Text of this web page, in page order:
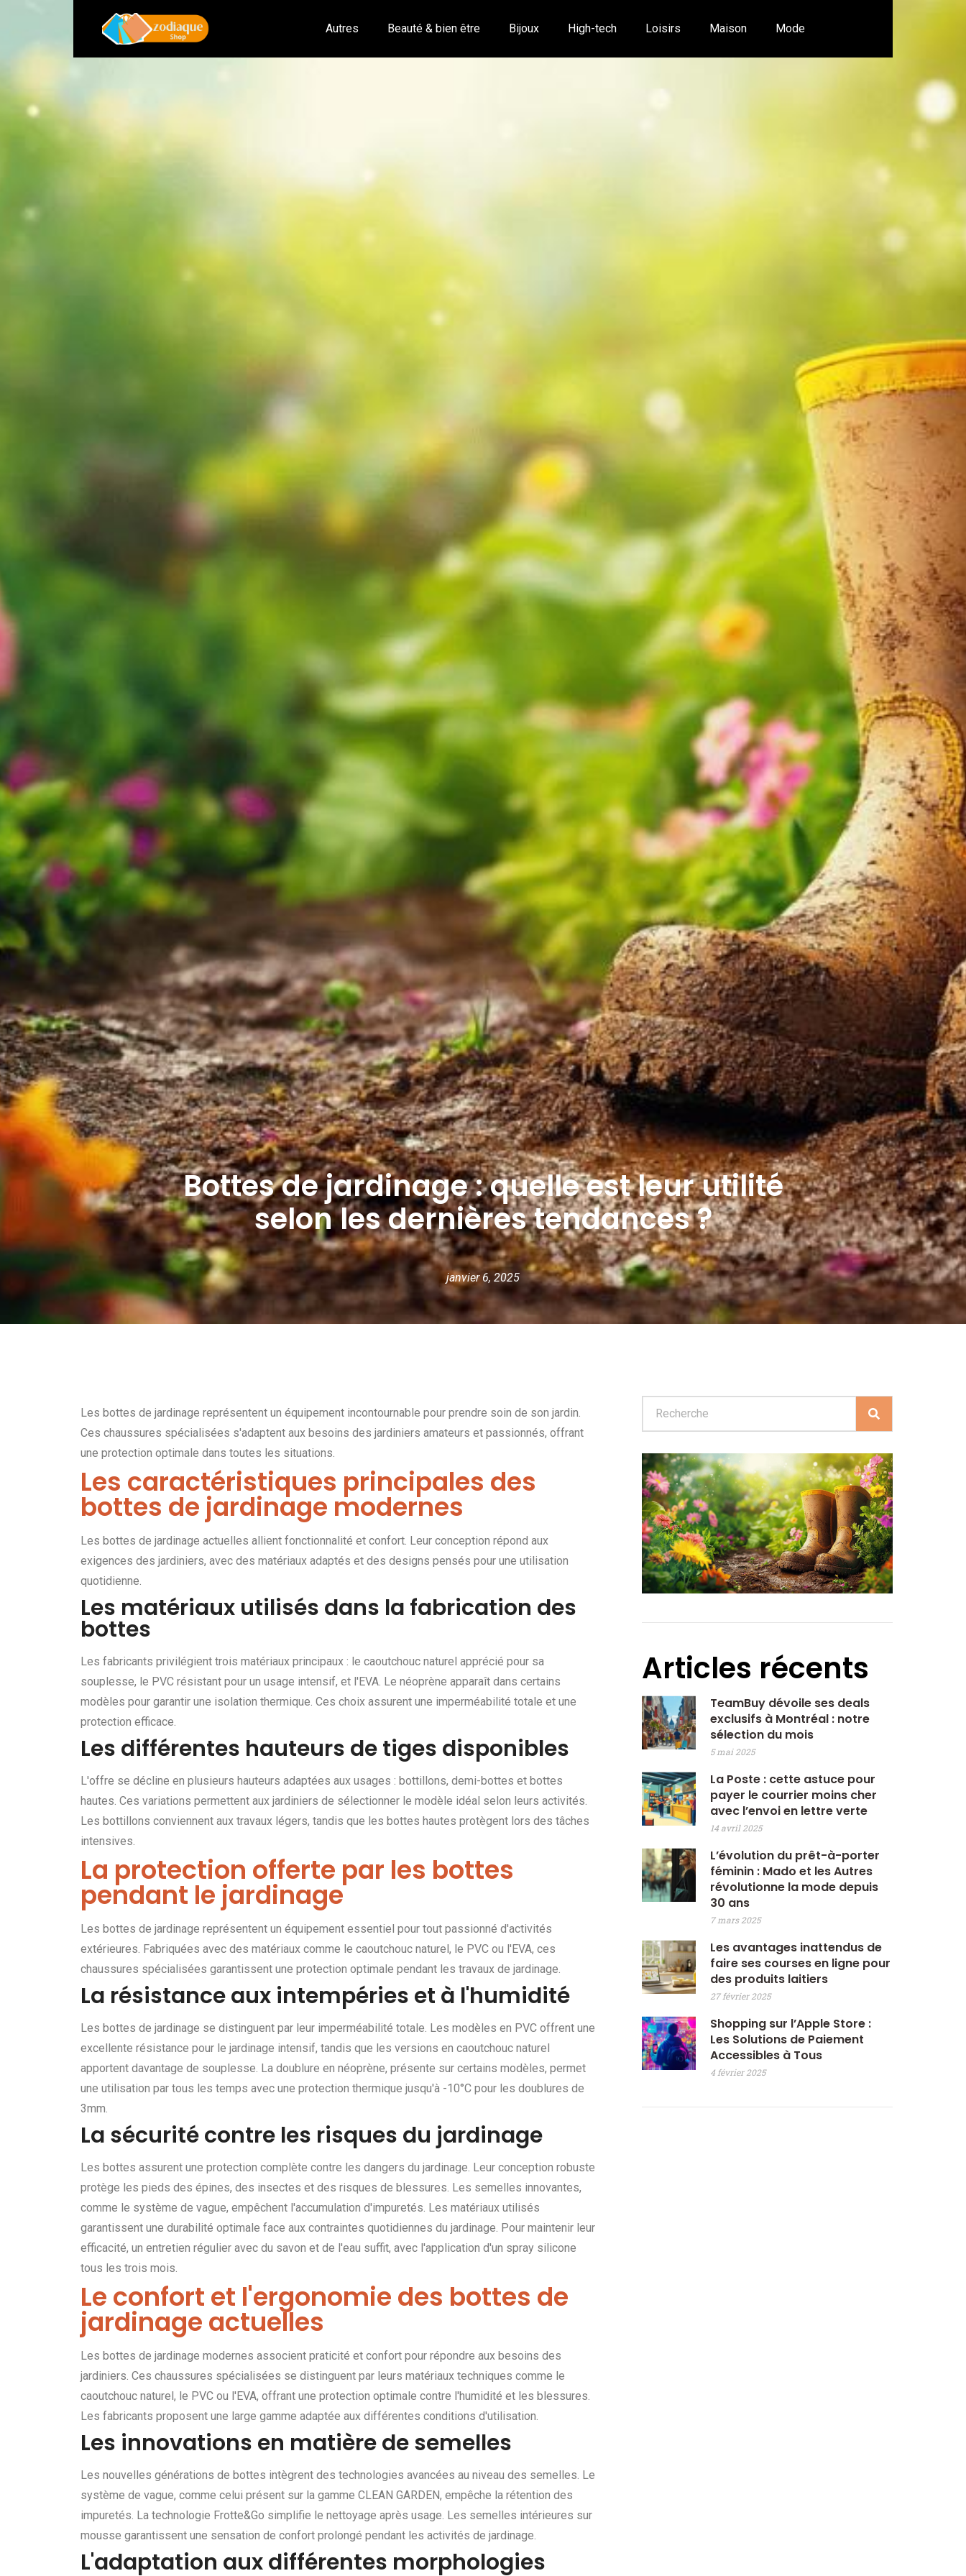
Autres Beauté & bien être Bijoux High-tech Loisirs Maison Mode
Bottes de jardinage : quelle est leur utilité
selon les dernières tendances ?
janvier 6, 2025
Les bottes de jardinage représentent un équipement incontournable pour prendre soin de son jardin.
Ces chaussures spécialisées s'adaptent aux besoins des jardiniers amateurs et passionnés, offrant
une protection optimale dans toutes les situations.
Les caractéristiques principales des
bottes de jardinage modernes
Les bottes de jardinage actuelles allient fonctionnalité et confort. Leur conception répond aux
exigences des jardiniers, avec des matériaux adaptés et des designs pensés pour une utilisation
quotidienne.
Les matériaux utilisés dans la fabrication des
bottes
Les fabricants privilégient trois matériaux principaux : le caoutchouc naturel apprécié pour sa
souplesse, le PVC résistant pour un usage intensif, et l'EVA. Le néoprène apparaît dans certains
modèles pour garantir une isolation thermique. Ces choix assurent une imperméabilité totale et une
protection efficace.
Les différentes hauteurs de tiges disponibles
L'offre se décline en plusieurs hauteurs adaptées aux usages : bottillons, demi-bottes et bottes
hautes. Ces variations permettent aux jardiniers de sélectionner le modèle idéal selon leurs activités.
Les bottillons conviennent aux travaux légers, tandis que les bottes hautes protègent lors des tâches
intensives.
La protection offerte par les bottes
pendant le jardinage
Les bottes de jardinage représentent un équipement essentiel pour tout passionné d'activités
extérieures. Fabriquées avec des matériaux comme le caoutchouc naturel, le PVC ou l'EVA, ces
chaussures spécialisées garantissent une protection optimale pendant les travaux de jardinage.
La résistance aux intempéries et à l'humidité
Les bottes de jardinage se distinguent par leur imperméabilité totale. Les modèles en PVC offrent une
excellente résistance pour le jardinage intensif, tandis que les versions en caoutchouc naturel
apportent davantage de souplesse. La doublure en néoprène, présente sur certains modèles, permet
une utilisation par tous les temps avec une protection thermique jusqu'à -10°C pour les doublures de
3mm.
La sécurité contre les risques du jardinage
Les bottes assurent une protection complète contre les dangers du jardinage. Leur conception robuste
protège les pieds des épines, des insectes et des risques de blessures. Les semelles innovantes,
comme le système de vague, empêchent l'accumulation d'impuretés. Les matériaux utilisés
garantissent une durabilité optimale face aux contraintes quotidiennes du jardinage. Pour maintenir leur
efficacité, un entretien régulier avec du savon et de l'eau suffit, avec l'application d'un spray silicone
tous les trois mois.
Le confort et l'ergonomie des bottes de
jardinage actuelles
Les bottes de jardinage modernes associent praticité et confort pour répondre aux besoins des
jardiniers. Ces chaussures spécialisées se distinguent par leurs matériaux techniques comme le
caoutchouc naturel, le PVC ou l'EVA, offrant une protection optimale contre l'humidité et les blessures.
Les fabricants proposent une large gamme adaptée aux différentes conditions d'utilisation.
Les innovations en matière de semelles
Les nouvelles générations de bottes intègrent des technologies avancées au niveau des semelles. Le
système de vague, comme celui présent sur la gamme CLEAN GARDEN, empêche la rétention des
impuretés. La technologie Frotte&Go simplifie le nettoyage après usage. Les semelles intérieures sur
mousse garantissent une sensation de confort prolongé pendant les activités de jardinage.
L'adaptation aux différentes morphologies
Articles récents
TeamBuy dévoile ses deals
exclusifs à Montréal : notre
sélection du mois
5 mai 2025
La Poste : cette astuce pour
payer le courrier moins cher
avec l’envoi en lettre verte
14 avril 2025
L’évolution du prêt-à-porter
féminin : Mado et les Autres
révolutionne la mode depuis
30 ans
7 mars 2025
Les avantages inattendus de
faire ses courses en ligne pour
des produits laitiers
27 février 2025
Shopping sur l’Apple Store :
Les Solutions de Paiement
Accessibles à Tous
4 février 2025